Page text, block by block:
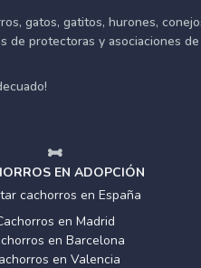
gatos, gatitos, hurones,
de protectoras y asociaciones
EN ADOPCIÓN
cachorros en España
en Madrid
en Barcelona
en Valencia